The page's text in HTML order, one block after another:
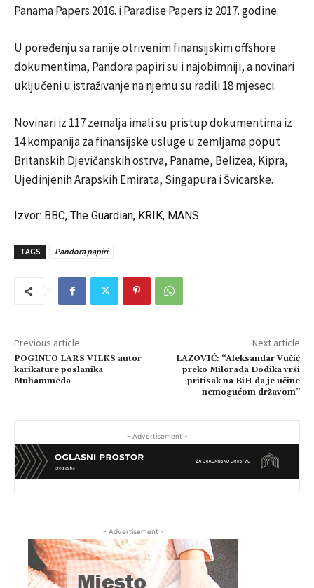
Panama Papers 2016. i Paradise Papers iz 2017. godine.
U poređenju sa ranije otrivenim finansijskim offshore
dokumentima, Pandora papiri su i najobimniji, a novinari
uključeni u istraživanje na njemu su radili 18 mjeseci.
Novinari iz 117 zemalja imali su pristup dokumentima iz
14 kompanija za finansijske usluge u zemljama poput
Britanskih Djevičanskih ostrva, Paname, Belizea, Kipra,
Ujedinjenih Arapskih Emirata, Singapura i Švicarske.
Izvor: BBC, The Guardian, KRIK, MANS
TAGS Pandora papiri
Previous article
POGINUO LARS VILKS autor
karikature poslanika
Muhammeda
Next article
LAZOVIĆ: “Aleksandar Vučić
preko Milorada Dodika vrši
pritisak na BiH da je učine
nemogućom državom”
- Advertisement -
- Advertisement -